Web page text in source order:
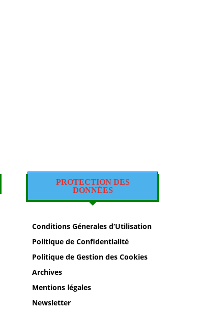
PROTECTION DES
DONNÉES
Conditions Génerales d’Utilisation
Politique de Confidentialité
Politique de Gestion des Cookies
Archives
Mentions légales
Newsletter